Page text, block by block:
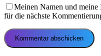
Meinen Namen und
für die nächste
Kommentar abschicken